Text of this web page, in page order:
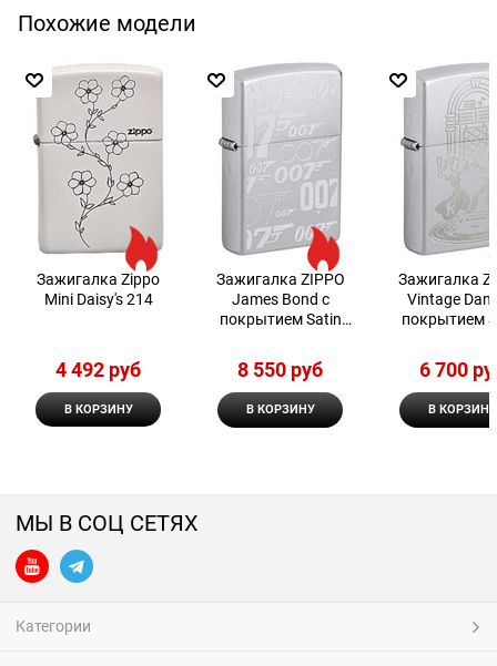
Похожие модели
Зажигалка Zippo
Mini Daisy's 214
4 492 руб
В КОРЗИНУ
Зажигалка ZIPPO
James Bond с
покрытием Satin
8 550 руб
В КОРЗИНУ
Зажигалка
Vintage
покрытием
6 700
В КОРЗИНУ
МЫ В СОЦ СЕТЯХ
Категории